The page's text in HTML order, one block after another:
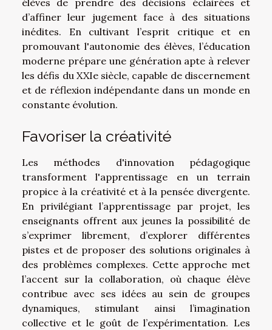
d’affiner leur jugement face à des situations
inédites. En cultivant l’esprit critique et en
promouvant l'autonomie des élèves, l’éducation
moderne prépare une génération apte à relever
les défis du XXIe siècle, capable de discernement
et de réflexion indépendante dans un monde en
constante évolution.
Favoriser la créativité
Les méthodes d'innovation pédagogique
transforment l'apprentissage en un terrain
propice à la créativité et à la pensée divergente.
En privilégiant l’apprentissage par projet, les
enseignants offrent aux jeunes la possibilité de
s’exprimer librement, d’explorer différentes
pistes et de proposer des solutions originales à
des problèmes complexes. Cette approche met
l’accent sur la collaboration, où chaque élève
contribue avec ses idées au sein de groupes
dynamiques, stimulant ainsi l’imagination
collective et le goût de l’expérimentation. Les